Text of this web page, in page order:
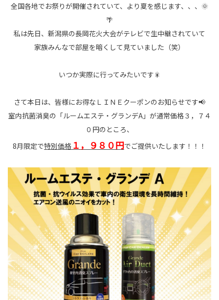
全国各地でお祭りが開催されていて、より夏を感じます、、、🌞
🌴
私は先日、新潟県の長岡花火大会がテレビで生中継されていて
家族みんなで部屋を暗くして見ていました（笑）
いつか実際に行ってみたいです🎇
さて本日は、皆様にお得なＬＩＮＥクーポンのお知らせです📢
室内抗菌消臭の「ルームエステ・グランデA」が通常価格３，７４
０円のところ、
8月限定で特別価格 １，９８０円でご提供いたします！！！